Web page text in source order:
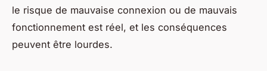
le risque de mauvaise connexion ou de mauvais
fonctionnement est réel, et les conséquences
peuvent être lourdes.